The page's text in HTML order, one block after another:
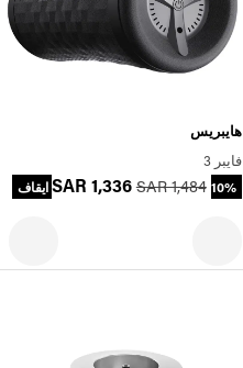
هايبريس
فايبر 3
SAR 1,336 SAR 1,484 10% ايقاف